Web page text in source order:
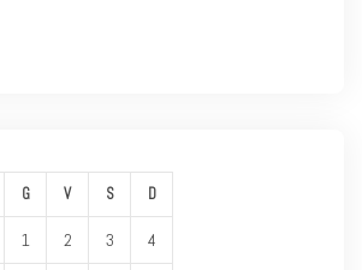
G V S D
1 2 3 4